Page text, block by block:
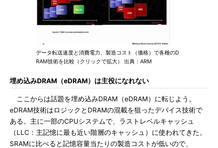
データ転送速度と消費電力、製造コスト（価格）で各種のD
RAM技術を比較（クリックで拡大） 出典：ARM
埋め込みDRAM（eDRAM）は主役になれない
ここからは話題を埋め込みDRAM（eDRAM）に転じよう。
eDRAM技術はロジックとDRAMの混載を狙ったデバイス技術で
ある。主に一部のCPUシステムで、ラストレベルキャッシュ
（LLC：主記憶に最も近い階層のキャッシュ）に使われてきた。
SRAMに比べると記憶容量当たりの製造コストが低いので、